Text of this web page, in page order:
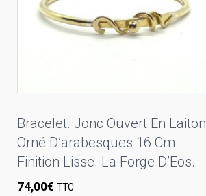
Bracelet. Jonc Ouvert En Laiton
Orné D’arabesques 16 Cm.
Finition Lisse. La Forge D’Eos.
74,00€ TTC